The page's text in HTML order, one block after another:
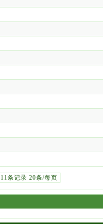
条记录 20条/每页